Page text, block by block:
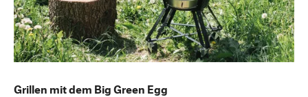
Grillen mit dem Big Green Egg